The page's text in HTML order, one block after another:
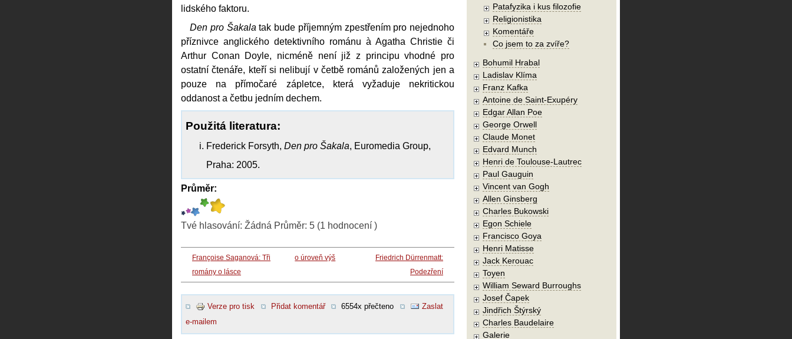
lidského faktoru.
Den pro Šakala tak bude příjemným zpestřením pro nejednoho
příznivce anglického detektivního románu à Agatha Christie či
Arthur Conan Doyle, nicméně není již z principu vhodné pro
ostatní čtenáře, kteří si nelibují v četbě románů založených jen a
pouze na přímočaré zápletce, která vyžaduje nekritickou
oddanost a četbu jedním dechem.
Použitá literatura:
Frederick Forsyth, Den pro Šakala, Euromedia Group,
Praha: 2005.
Průměr:
Tvé hlasování: Žádná Průměr: 5 (1 hodnocení )
Françoise Saganová: Tři
romány o lásce
o úroveň výš
Friedrich Dürrenmatt:
Podezření
Verze pro tisk Přidat komentář 6554x přečteno
Zaslat
e-mailem
Patafyzika i kus filozofie
Religionistika
Komentáře
Co jsem to za zvíře?
Bohumil Hrabal
Ladislav Klíma
Franz Kafka
Antoine de Saint-Exupéry
Edgar Allan Poe
George Orwell
Claude Monet
Edvard Munch
Henri de Toulouse-Lautrec
Paul Gauguin
Vincent van Gogh
Allen Ginsberg
Charles Bukowski
Egon Schiele
Francisco Goya
Henri Matisse
Jack Kerouac
Toyen
William Seward Burroughs
Josef Čapek
Jindřich Štýrský
Charles Baudelaire
Galerie